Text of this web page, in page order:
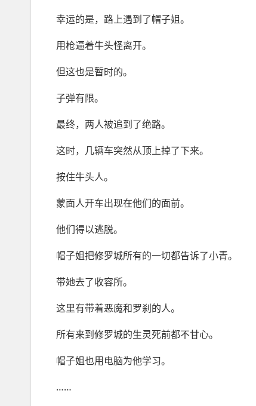
幸运的是，路上遇到了帽子姐。
用枪逼着牛头怪离开。
但这也是暂时的。
子弹有限。
最终，两人被追到了绝路。
这时，几辆车突然从顶上掉了下来。
按住牛头人。
蒙面人开车出现在他们的面前。
他们得以逃脱。
帽子姐把修罗城所有的一切都告诉了小青。
带她去了收容所。
这里有带着恶魔和罗刹的人。
所有来到修罗城的生灵死前都不甘心。
帽子姐也用电脑为他学习。
……